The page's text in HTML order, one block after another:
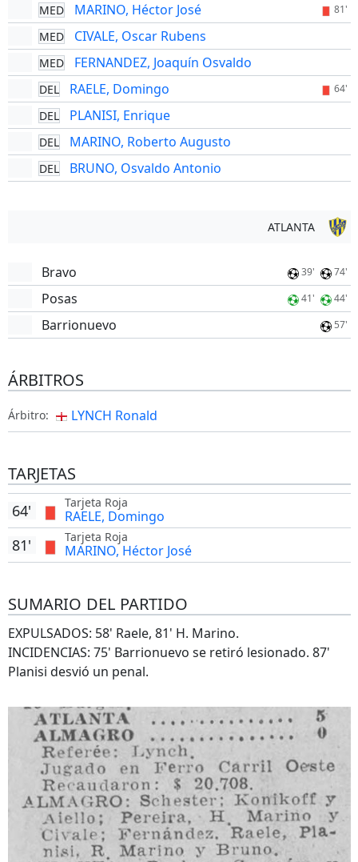
MED MARINO, Héctor José 81'
MED CIVALE, Oscar Rubens
MED FERNANDEZ, Joaquín Osvaldo
DEL RAELE, Domingo 64'
DEL PLANISI, Enrique
DEL MARINO, Roberto Augusto
DEL BRUNO, Osvaldo Antonio
ATLANTA
Bravo 39' 74'
Posas 41' 44'
Barrionuevo 57'
ÁRBITROS
Árbitro: LYNCH Ronald
TARJETAS
Tarjeta Roja
RAELE, Domingo
64'
Tarjeta Roja
MARINO, Héctor José
81'
SUMARIO DEL PARTIDO
EXPULSADOS: 58' Raele, 81' H. Marino.
INCIDENCIAS: 75' Barrionuevo se retiró lesionado. 87'
Planisi desvió un penal.